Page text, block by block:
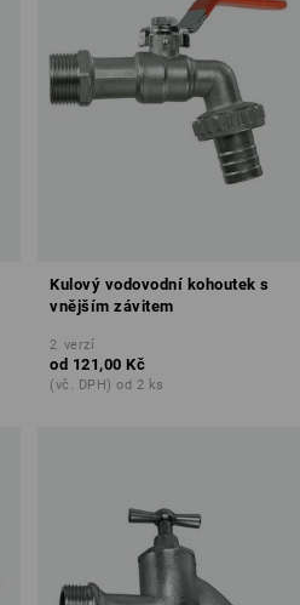
Kulový vodovodní kohoutek s
vnějším závitem
2 verzí
od 121,00 Kč
(vč. DPH) od 2 ks